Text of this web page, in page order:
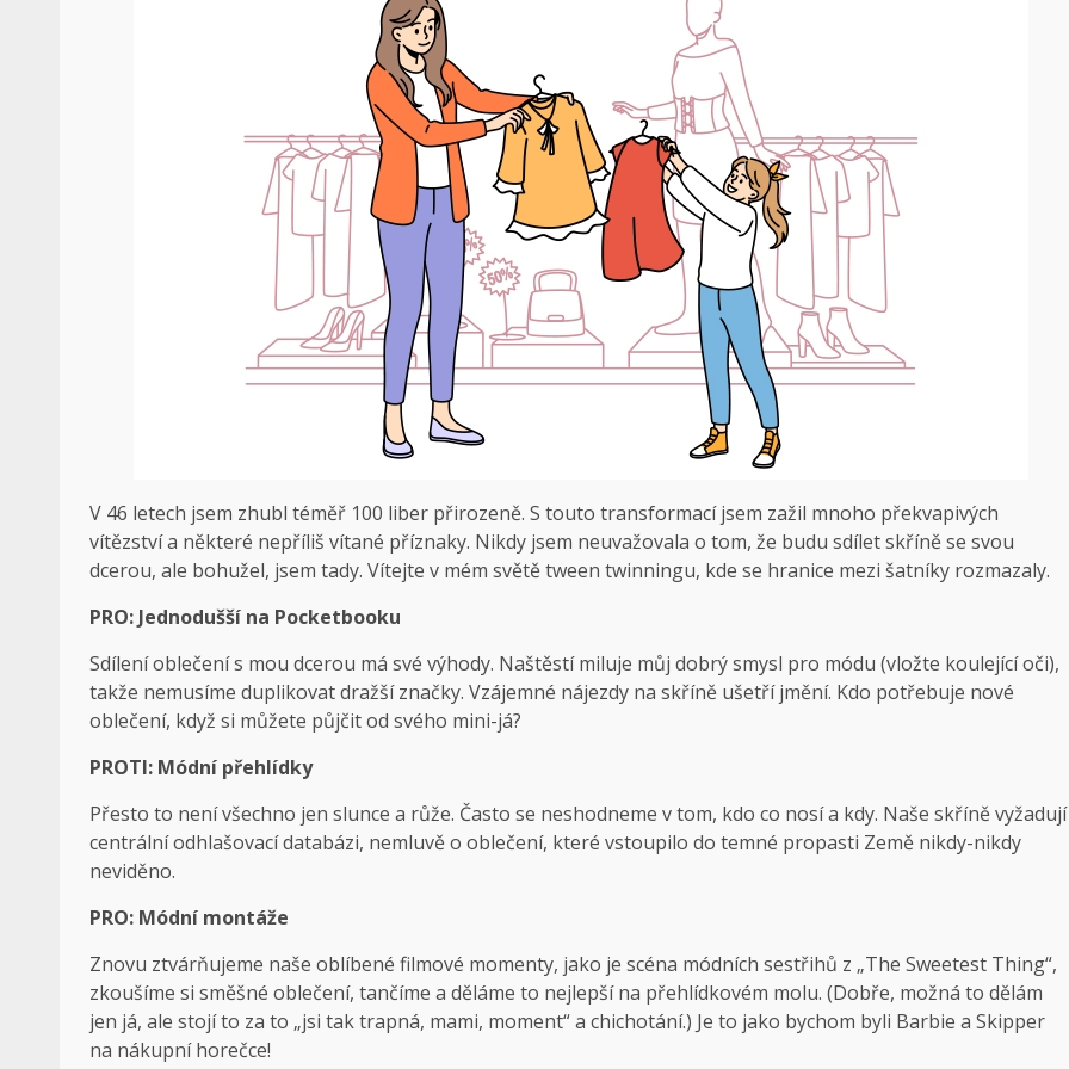
V 46 letech jsem zhubl téměř 100 liber přirozeně. S touto transformací jsem zažil mnoho překvapivých
vítězství a některé nepříliš vítané příznaky. Nikdy jsem neuvažovala o tom, že budu sdílet skříně se svou
dcerou, ale bohužel, jsem tady. Vítejte v mém světě tween twinningu, kde se hranice mezi šatníky rozmazaly.
PRO: Jednodušší na Pocketbooku
Sdílení oblečení s mou dcerou má své výhody. Naštěstí miluje můj dobrý smysl pro módu (vložte koulející oči),
takže nemusíme duplikovat dražší značky. Vzájemné nájezdy na skříně ušetří jmění. Kdo potřebuje nové
oblečení, když si můžete půjčit od svého mini-já?
PROTI: Módní přehlídky
Přesto to není všechno jen slunce a růže. Často se neshodneme v tom, kdo co nosí a kdy. Naše skříně vyžadují
centrální odhlašovací databázi, nemluvě o oblečení, které vstoupilo do temné propasti Země nikdy-nikdy
neviděno.
PRO: Módní montáže
Znovu ztvárňujeme naše oblíbené filmové momenty, jako je scéna módních sestřihů z „The Sweetest Thing“,
zkoušíme si směšné oblečení, tančíme a děláme to nejlepší na přehlídkovém molu. (Dobře, možná to dělám
jen já, ale stojí to za to „jsi tak trapná, mami, moment“ a chichotání.) Je to jako bychom byli Barbie a Skipper
na nákupní horečce!